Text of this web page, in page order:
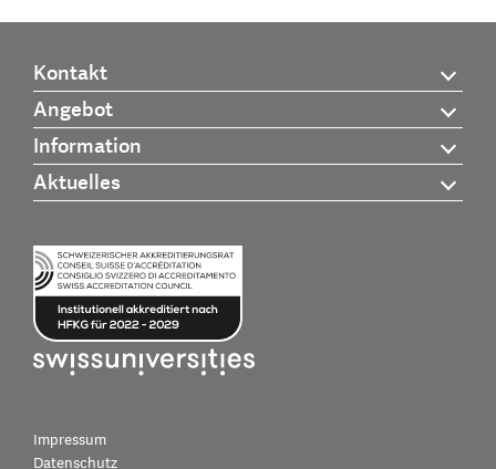
Kontakt
Angebot
Information
Aktuelles
Impressum
Datenschutz